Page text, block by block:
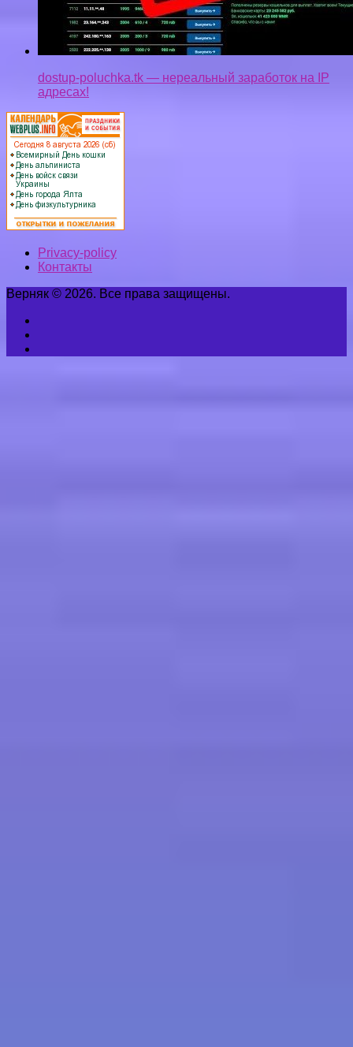
dostup-poluchka.tk — нереальный заработок на IP
адресах!
Privacy-policy
Контакты
Верняк © 2026. Все права защищены.